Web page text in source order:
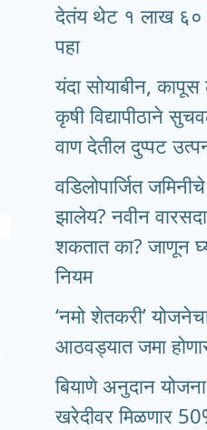
देतंय थेट १ लाख ६०
पहा
यंदा सोयाबीन,
कृषी विद्यापीठाने
वाण देतील दुप्पट
वडिलोपार्जित
झालेय? नवीन
शकतात का? जाणून
नियम
‘नमो शेतकरी’
आठवड्यात जमा
बियाणे अनुदान
खरेदीवर मिळणार